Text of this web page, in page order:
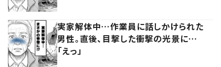
実家解体中…作業員に話しかけられた
男性。直後、目撃した衝撃の光景に…
「えっ」